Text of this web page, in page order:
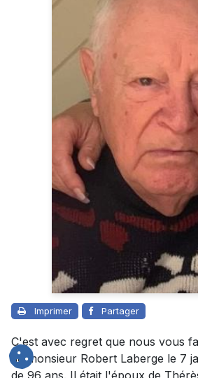
Imprimer Partager
C'est avec regret que nous vous
de monsieur Robert Laberge le 7